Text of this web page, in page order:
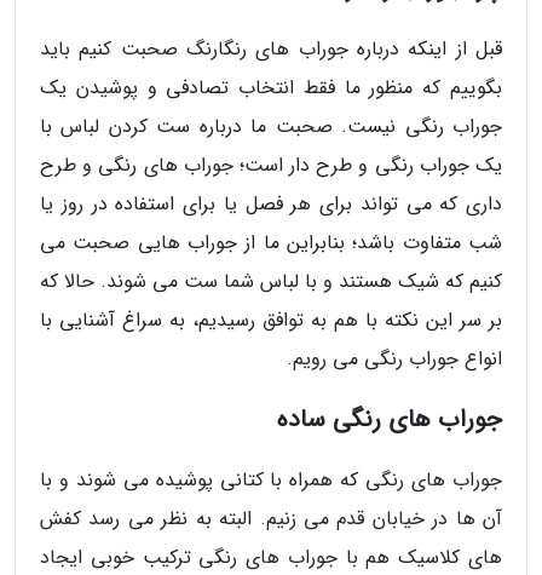
قبل از اینکه درباره جوراب های رنگارنگ صحبت کنیم باید
بگوییم که منظور ما فقط انتخاب تصادفی و پوشیدن یک
جوراب رنگی نیست. صحبت ما درباره ست کردن لباس با
یک جوراب رنگی و طرح دار است؛ جوراب های رنگی و طرح
داری که می تواند برای هر فصل یا برای استفاده در روز یا
شب متفاوت باشد؛ بنابراین ما از جوراب هایی صحبت می
کنیم که شیک هستند و با لباس شما ست می شوند. حالا که
بر سر این نکته با هم به توافق رسیدیم، به سراغ آشنایی با
انواع جوراب رنگی می رویم.
جوراب های رنگی ساده
جوراب های رنگی که همراه با کتانی پوشیده می شوند و با
آن ها در خیابان قدم می زنیم. البته به نظر می رسد کفش
های کلاسیک هم با جوراب های رنگی ترکیب خوبی ایجاد